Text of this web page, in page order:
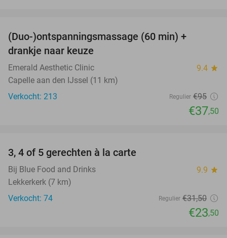
(Duo-)ontspanningsmassage (60 min) +
drankje naar keuze
Emerald Aesthetic Clinic 9.4 star
Capelle aan den IJssel (11 km)
Verkocht: 213
Regulier €95
€37,50
3, 4 of 5 gerechten à la carte
Bij Blue Food and Drinks 9.9 star
Lekkerkerk (7 km)
Verkocht: 74
Regulier €31,50
€23,50